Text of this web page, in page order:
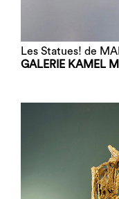
Les Statues! de
GALERIE KAMEL